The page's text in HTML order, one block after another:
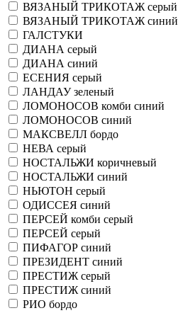
ВЯЗАНЫЙ ТРИКОТАЖ серый
ВЯЗАНЫЙ ТРИКОТАЖ синий
ГАЛСТУКИ
ДИАНА серый
ДИАНА синий
ЕСЕНИЯ серый
ЛАНДАУ зеленый
ЛОМОНОСОВ комби синий
ЛОМОНОСОВ синий
МАКСВЕЛЛ бордо
НЕВА серый
НОСТАЛЬЖИ коричневый
НОСТАЛЬЖИ синий
НЬЮТОН серый
ОДИССЕЯ синий
ПЕРСЕЙ комби серый
ПЕРСЕЙ серый
ПИФАГОР синий
ПРЕЗИДЕНТ синий
ПРЕСТИЖ серый
ПРЕСТИЖ синий
РИО бордо